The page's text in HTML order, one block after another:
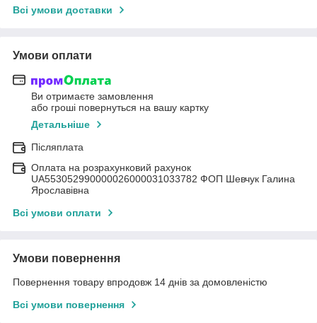
Всі умови доставки
Умови оплати
Ви отримаєте замовлення
або гроші повернуться на вашу картку
Детальніше
Післяплата
Оплата на розрахунковий рахунок
UA553052990000026000031033782 ФОП Шевчук Галина
Ярославівна
Всі умови оплати
Умови повернення
Повернення товару впродовж 14 днів за домовленістю
Всі умови повернення